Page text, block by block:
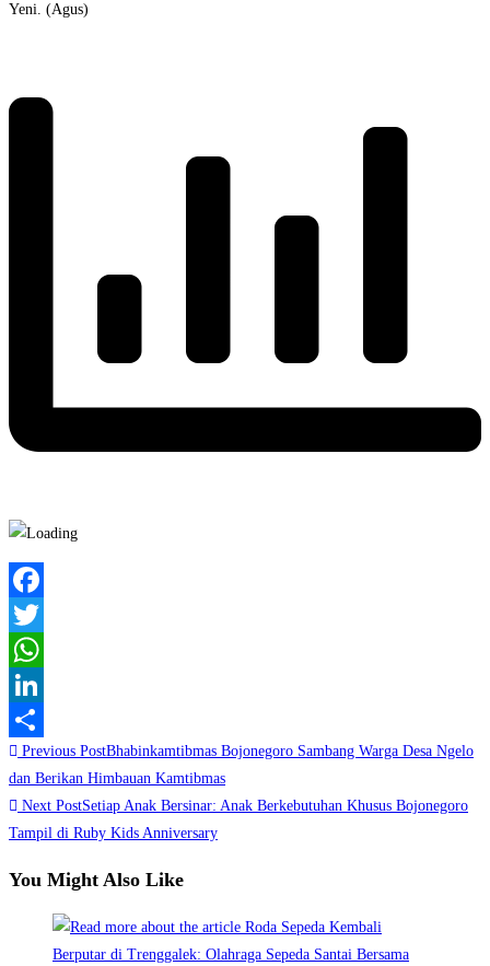
Yeni. (Agus)
Facebook
Twitter
WhatsApp
LinkedIn
Share
Read
more
articles
Previous PostBhabinkamtibmas Bojonegoro Sambang Warga Desa Ngelo
dan Berikan Himbauan Kamtibmas
Next PostSetiap Anak Bersinar: Anak Berkebutuhan Khusus Bojonegoro
Tampil di Ruby Kids Anniversary
You Might Also Like